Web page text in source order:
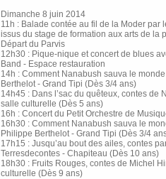
Dimanche 8 juin 2014
11h : Balade contée au fil de la Moder par
issus du stage de formation aux arts de la
Départ du Parvis
12h30 : Pique-nique et concert de blues
Band - Espace restauration
14h : Comment Nanabush sauva le
Berthelot - Grand Tipi (Dès 3/4 ans)
14h45 : Dans l’sac du quêteux, contes de
salle culturelle (Dès 5 ans)
16h : Concert du Petit Orchestre de
16h30 : Comment Nanabush sauva le
Philippe Berthelot - Grand Tipi (Dès 3/4
17h15 : Jusqu’au bout des ailes, contes
Terresdecontes - Chapiteau (Dès 10 ans)
18h30 : Fruits Rouges, contes de Michel
culturelle (Dès 9 ans)